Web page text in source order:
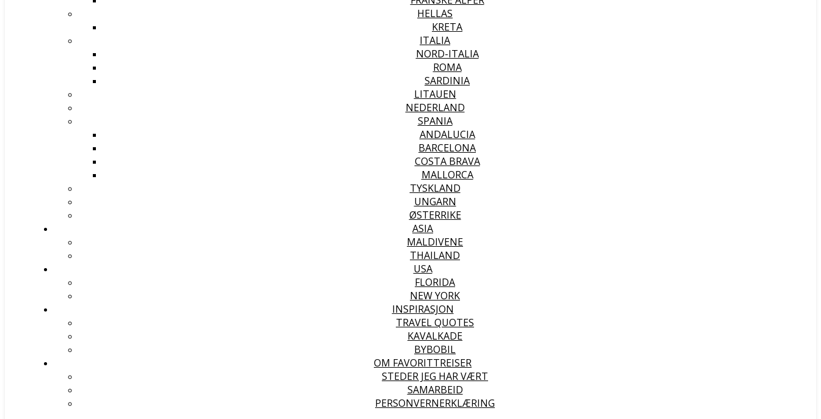
HELLAS
KRETA
ITALIA
NORD-ITALIA
ROMA
SARDINIA
LITAUEN
NEDERLAND
SPANIA
ANDALUCIA
BARCELONA
COSTA BRAVA
MALLORCA
TYSKLAND
UNGARN
ØSTERRIKE
ASIA
MALDIVENE
THAILAND
USA
FLORIDA
NEW YORK
INSPIRASJON
TRAVEL QUOTES
KAVALKADE
BYBOBIL
OM FAVORITTREISER
STEDER JEG HAR VÆRT
SAMARBEID
PERSONVERNERKLÆRING